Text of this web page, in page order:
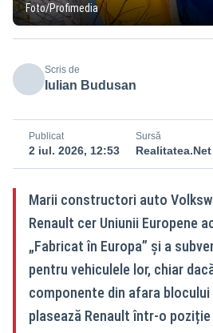
Foto/Profimedia
Scris de
Iulian Budusan
Publicat
2 iul. 2026, 12:53
Sursă
Realitatea.Net
Marii constructori auto
Renault cer Uniunii Europene
„Fabricat în Europa” și a
pentru vehiculele lor, chiar
componente din afara
plasează Renault într-o